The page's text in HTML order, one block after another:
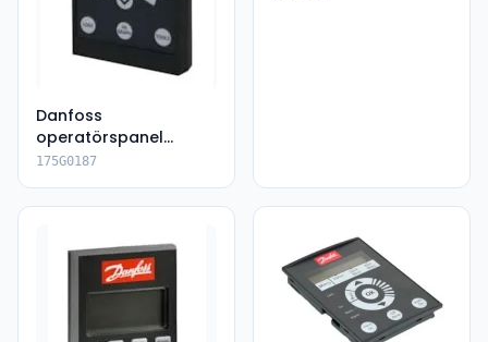
Danfoss
operatörspanel
LCP601
175G0187